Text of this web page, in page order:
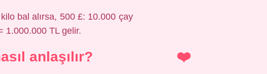
bal alırsa, 500 £: 10.000 çay
1.000.000 TL gelir.
anlaşılır?